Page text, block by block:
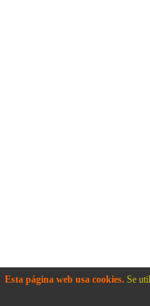
Esta página web usa cookies. Se